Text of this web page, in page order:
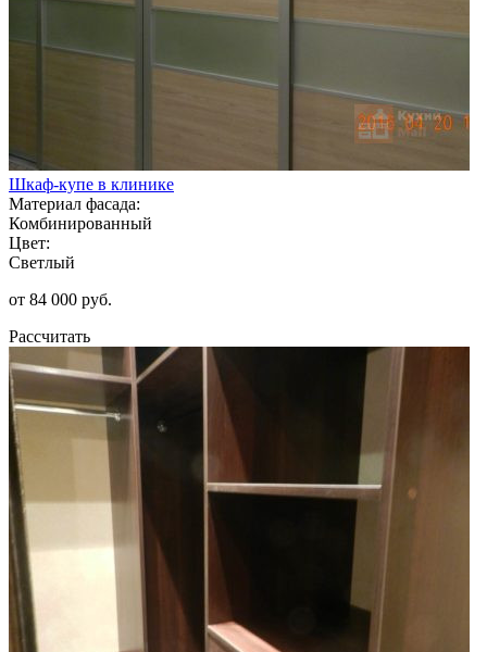
Шкаф-купе в клинике
Материал фасада:
Комбинированный
Цвет:
Светлый
от 84 000 руб.
Рассчитать